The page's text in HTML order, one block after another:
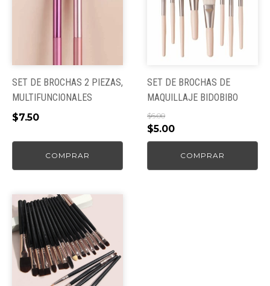
SET DE BROCHAS 2 PIEZAS,
MULTIFUNCIONALES
$7.50
COMPRAR
SET DE BROCHAS DE
MAQUILLAJE BIDOBIBO
$6.00
El
precio
original
era:
$5.00El
precio
actual
es:
COMPRAR